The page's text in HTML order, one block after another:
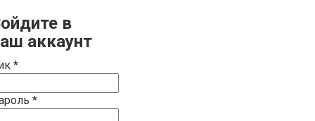
в
аккаунт
*
*